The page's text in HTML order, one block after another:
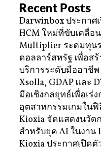
Recent Posts
Darwinbox ประกา
HCM ใหม่ที่ขับเคลื่อ
Multiplier ระดมทุนร
ดอลลาร์สหรัฐ เพื่อส
บริการระดับมืออาชีพ
Xsolla, GDAP และ
มือเชิงกลยุทธ์เพื่อเร่
อุตสาหกรรมเกมใน
Kioxia จัดแสดงนวัต
สำหรับยุค AI ในงาน
Kioxia ประกาศเปิดตั